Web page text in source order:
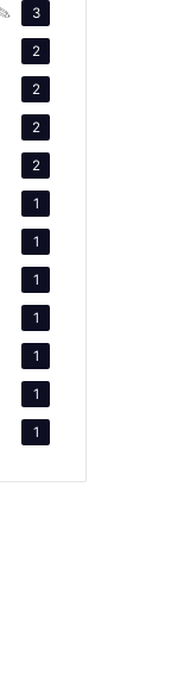
3
2
2
2
2
1
1
1
1
1
1
1